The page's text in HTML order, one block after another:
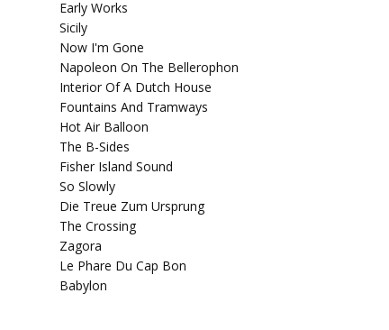
Early Works
Sicily
Now I'm Gone
Napoleon On The Bellerophon
Interior Of A Dutch House
Fountains And Tramways
Hot Air Balloon
The B-Sides
Fisher Island Sound
So Slowly
Die Treue Zum Ursprung
The Crossing
Zagora
Le Phare Du Cap Bon
Babylon